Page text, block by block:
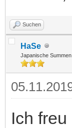
Suchen
HaSe
Japanische
Ich